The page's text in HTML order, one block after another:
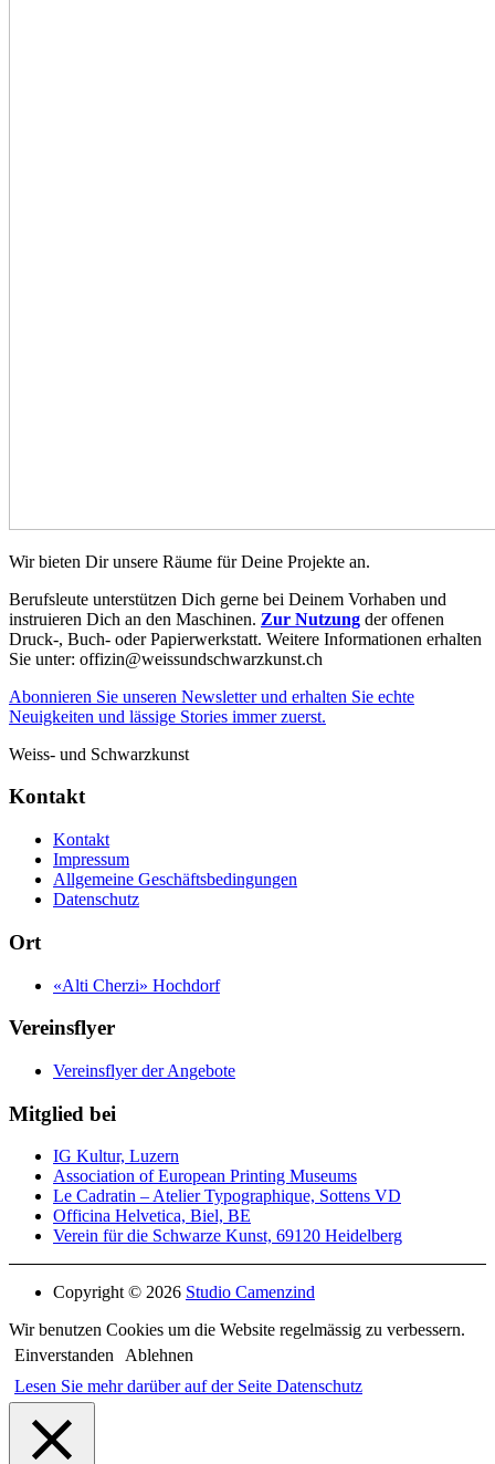
Wir bieten Dir unsere Räume für Deine Projekte an.
Berufsleute unterstützen Dich gerne bei Deinem Vorhaben und
instruieren Dich an den Maschinen. Zur Nutzung der offenen
Druck-, Buch- oder Papierwerkstatt. Weitere Informationen erhalten
Sie unter: offizin@weissundschwarzkunst.ch
Abonnieren Sie unseren Newsletter und erhalten Sie echte
Neuigkeiten und lässige Stories immer zuerst.
Weiss- und Schwarzkunst
Kontakt
Kontakt
Impressum
Allgemeine Geschäftsbedingungen
Datenschutz
Ort
«Alti Cherzi» Hochdorf
Vereinsflyer
Vereinsflyer der Angebote
Mitglied bei
IG Kultur, Luzern
Association of European Printing Museums
Le Cadratin – Atelier Typographique, Sottens VD
Officina Helvetica, Biel, BE
Verein für die Schwarze Kunst, 69120 Heidelberg
Copyright © 2026 Studio Camenzind
Wir benutzen Cookies um die Website regelmässig zu verbessern.
Einverstanden Ablehnen
Lesen Sie mehr darüber auf der Seite Datenschutz